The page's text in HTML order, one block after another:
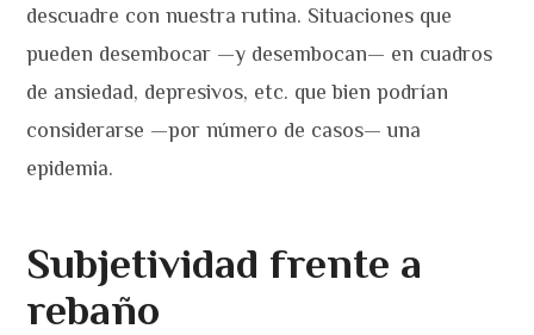
descuadre con nuestra rutina. Situaciones que
pueden desembocar —y desembocan— en cuadros
de ansiedad, depresivos, etc. que bien podrían
considerarse —por número de casos— una
epidemia.
Subjetividad frente a
rebaño